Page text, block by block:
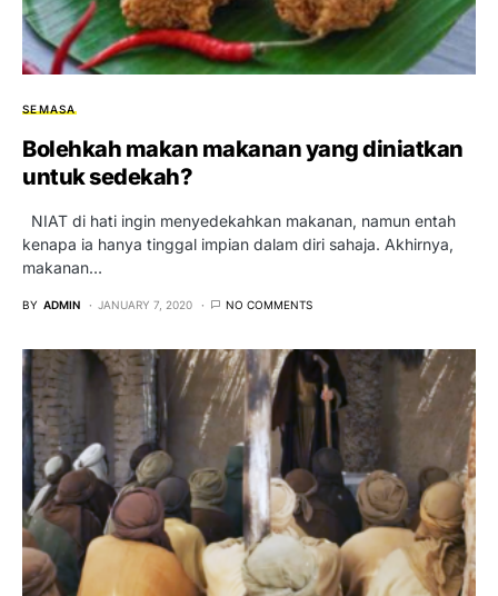
SEMASA
Bolehkah makan makanan yang diniatkan
untuk sedekah?
NIAT di hati ingin menyedekahkan makanan, namun entah
kenapa ia hanya tinggal impian dalam diri sahaja. Akhirnya,
makanan…
BY ADMIN JANUARY 7, 2020 NO COMMENTS